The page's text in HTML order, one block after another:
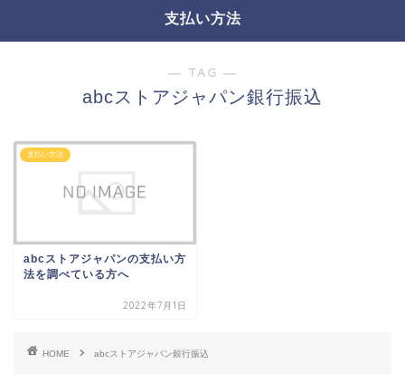
支払い方法
― TAG ―
abcストアジャパン銀行振込
支払い方法
abcストアジャパンの支払い方
法を調べている方へ
2022年7月1日
HOME abcストアジャパン銀行振込